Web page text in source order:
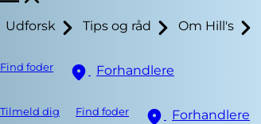
Udforsk Tips og råd Om Hill's
Find foder Forhandlere
Tilmeld dig Find foder Forhandlere